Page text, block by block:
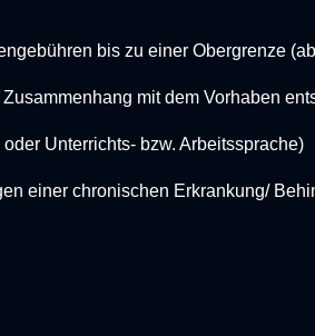
bis zu einer Obergrenze
mit dem Vorhaben
Unterrichts- bzw. Arbeitssprache)
einer chronischen Erkrankung/